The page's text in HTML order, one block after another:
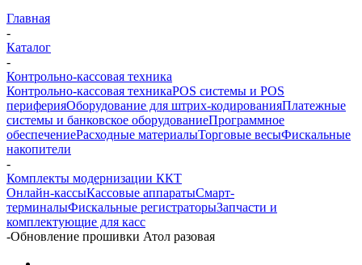
Главная
-
Каталог
-
Контрольно-кассовая техника
Контрольно-кассовая техникаPOS системы и POS
периферияОборудование для штрих-кодированияПлатежные
системы и банковское оборудованиеПрограммное
обеспечениеРасходные материалыТорговые весыФискальные
накопители
-
Комплекты модернизации ККТ
Онлайн-кассыКассовые аппаратыСмарт-
терминалыФискальные регистраторыЗапчасти и
комплектующие для касс
-Обновление прошивки Атол разовая